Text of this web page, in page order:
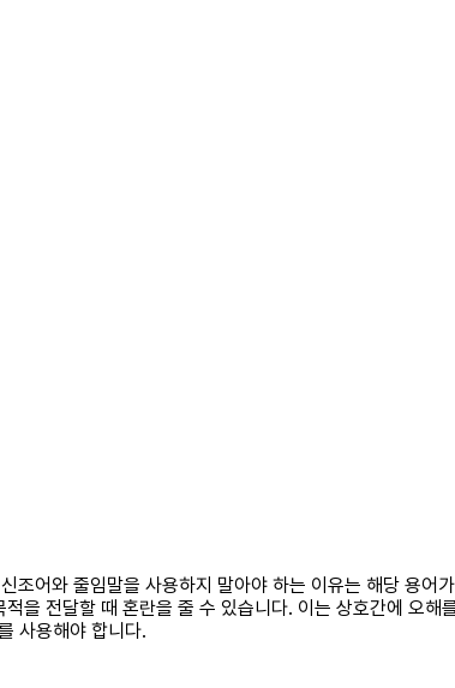
조어와 줄임말을 사용하지 말아야 하는 이유는 해당 용
을 전달할 때 혼란을 줄 수 있습니다. 이는 상호간에 오
사용해야 합니다.